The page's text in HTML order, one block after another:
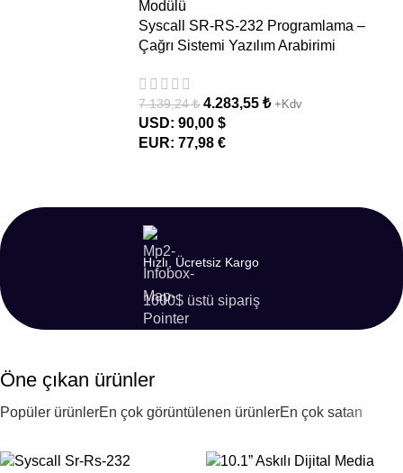
Syscall SR-RS-232 Programlama –
Çağrı Sistemi Yazılım Arabirimi
7.139,24₺ 4.283,55₺ +Kdv
USD:90,00 $
EUR:77,98 €
Hızlı, Ücretsiz Kargo
1000$ üstü sipariş
Öne çıkan ürünler
Popüler ürünlerEn çok görüntülenen ürünlerEn çok satan